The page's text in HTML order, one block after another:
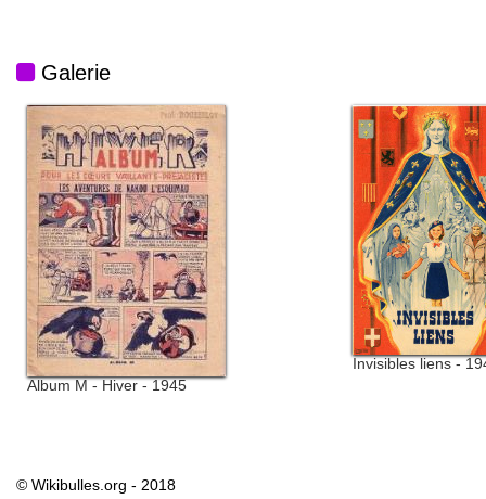
Galerie
Album M - Hiver - 1945
Invisibles liens -
© Wikibulles.org - 2018